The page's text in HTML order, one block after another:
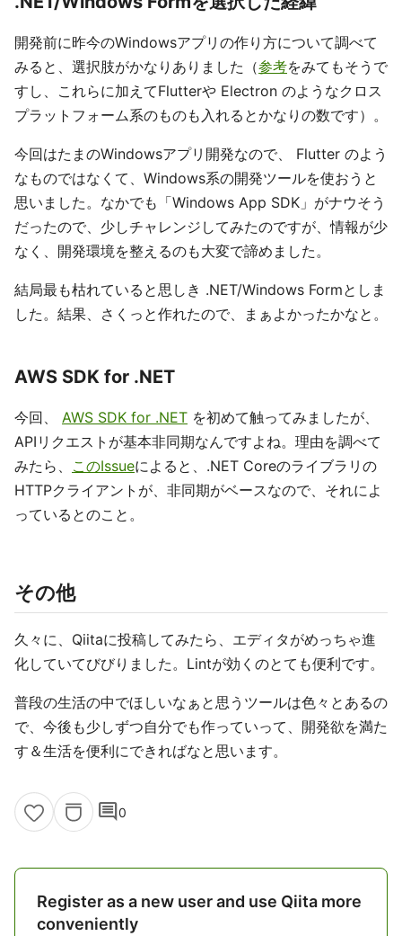
開発前に昨今のWindowsアプリの作り方について調べて
みると、選択肢がかなりありました（参考をみてもそうで
すし、これらに加えてFlutterや Electron のようなクロス
プラットフォーム系のものも入れるとかなりの数です）。
今回はたまのWindowsアプリ開発なので、 Flutter のよう
なものではなくて、Windows系の開発ツールを使おうと
思いました。なかでも「Windows App SDK」がナウそう
だったので、少しチャレンジしてみたのですが、情報が少
なく、開発環境を整えるのも大変で諦めました。
結局最も枯れていると思しき .NET/Windows Formとしま
した。結果、さくっと作れたので、まぁよかったかなと。
AWS SDK for .NET
今回、 AWS SDK for .NET を初めて触ってみましたが、
APIリクエストが基本非同期なんですよね。理由を調べて
みたら、 このIssueによると、.NET Coreのライブラリの
HTTPクライアントが、非同期がベースなので、それによ
っているとのこと。
その他
久々に、Qiitaに投稿してみたら、エディタがめっちゃ進
化していてびびりました。Lintが効くのとても便利です。
普段の生活の中でほしいなぁと思うツールは色々とあるの
で、今後も少しずつ自分でも作っていって、開発欲を満た
す＆生活を便利にできればなと思います。
comment0
Register as a new user and use Qiita more
conveniently